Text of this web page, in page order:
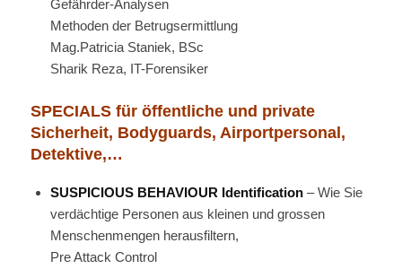
Gefährder-Analysen
Methoden der Betrugsermittlung
Mag.Patricia Staniek, BSc
Sharik Reza, IT-Forensiker
SPECIALS für öffentliche und private
Sicherheit, Bodyguards, Airportpersonal,
Detektive,…
SUSPICIOUS BEHAVIOUR Identification– Wie Sie
verdächtige Personen aus kleinen und grossen
Menschenmengen herausfiltern,
Pre Attack Control